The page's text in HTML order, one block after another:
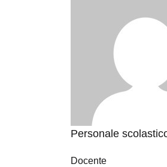
Personale
Docente